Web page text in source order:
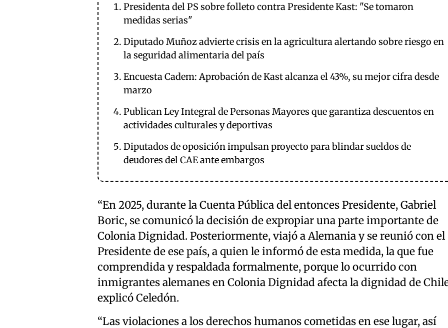
Presidenta del PS sobre folleto contra Presidente Kast: "Se tomaron
medidas serias"
Diputado Muñoz advierte crisis en la agricultura alertando sobre riesgo en
la seguridad alimentaria del país
Encuesta Cadem: Aprobación de Kast alcanza el 43%, su mejor cifra desde
marzo
Publican Ley Integral de Personas Mayores que garantiza descuentos en
actividades culturales y deportivas
Diputados de oposición impulsan proyecto para blindar sueldos de
deudores del CAE ante embargos
“En 2025, durante la Cuenta Pública del entonces Presidente, Gabriel
Boric, se comunicó la decisión de expropiar una parte importante de
Colonia Dignidad. Posteriormente, viajó a Alemania y se reunió con el
Presidente de ese país, a quien le informó de esta medida, la que fue
comprendida y respaldada formalmente, porque lo ocurrido con
inmigrantes alemanes en Colonia Dignidad afecta la dignidad de
explicó Celedón.
“Las violaciones a los derechos humanos cometidas en ese lugar, así